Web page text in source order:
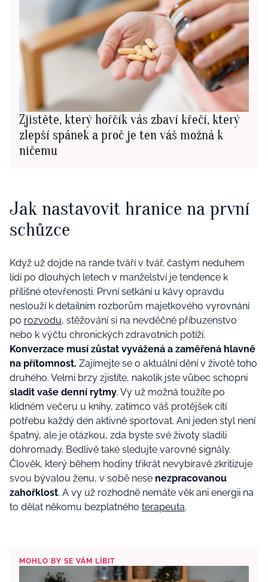
Zjistěte, který hořčík vás zbaví křečí, který
zlepší spánek a proč je ten váš možná k
ničemu
Jak nastavovit hranice na první
schůzce
Když už dojde na rande tváří v tvář, častým neduhem
lidí po dlouhých letech v manželství je tendence k
přílišné otevřenosti. První setkání u kávy opravdu
neslouží k detailním rozborům majetkového vyrovnání
po rozvodu, stěžování si na nevděčné příbuzenstvo
nebo k výčtu chronických zdravotních potíží.
Konverzace musí zůstat vyvážená a zaměřená hlavně
na přítomnost. Zajímejte se o aktuální dění v životě toho
druhého. Velmi brzy zjistíte, nakolik jste vůbec schopni
sladit vaše denní rytmy. Vy už možná toužíte po
klidném večeru u knihy, zatímco váš protějšek cítí
potřebu každý den aktivně sportovat. Ani jeden styl není
špatný, ale je otázkou, zda byste své životy sladili
dohromady. Bedlivě také sledujte varovné signály.
Člověk, který během hodiny třikrát nevybíravě zkritizuje
svou bývalou ženu, v sobě nese nezpracovanou
zahořklost. A vy už rozhodně nemáte věk ani energii na
to dělat někomu bezplatného terapeuta.
MOHLO BY SE VÁM LÍBIT